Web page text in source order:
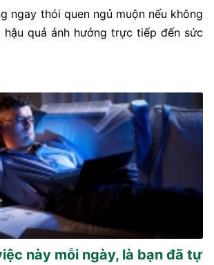
ngay thói quen ngủ muộn nếu không
hậu quả ảnh hưởng trực tiếp đến sức
này mỗi ngày, là bạn đã tự